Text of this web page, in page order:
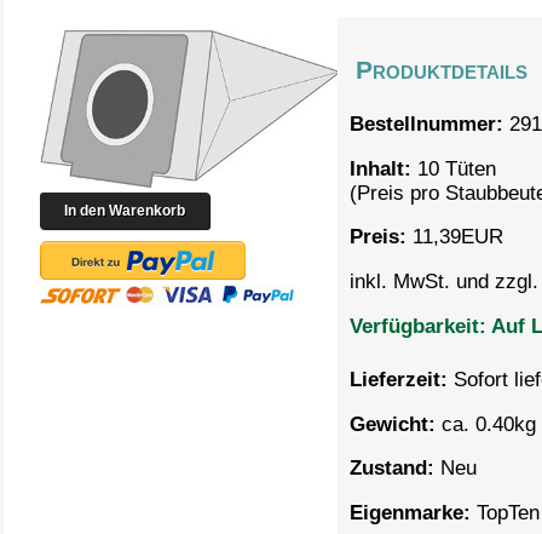
Produktdetails
Bestellnummer:
Inhalt: 10 Tüten
(Preis pro
Preis: 11,39EUR
inkl. MwSt. und
Verfügbarkeit: Auf
Lieferzeit: Sofort
Gewicht: ca. 0.40kg
Zustand: Neu
Eigenmarke: TopTen